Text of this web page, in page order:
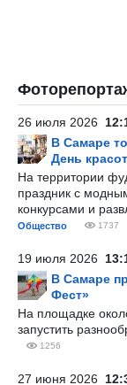
26 июля 2026
В Самаре
День
На территории
праздник с
конкурсами и
Общество 1737
19 июля 2026
В Самаре
Фест»
На площадке
запустить
1256
27 июня 2026